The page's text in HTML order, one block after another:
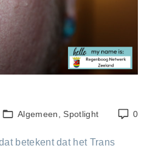
0
Algemeen Spotlight
betekent dat het Trans